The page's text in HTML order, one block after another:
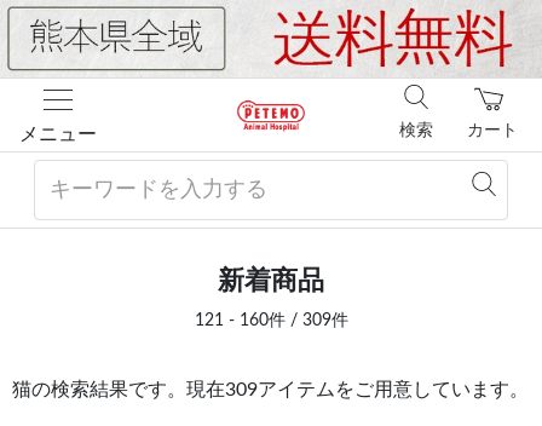
メニュー カート
検索
新着商品
121 - 160件 / 309件
猫の検索結果です。現在309アイテムをご用意しています。